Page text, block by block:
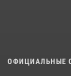
ОФИЦИАЛЬНЫЕ